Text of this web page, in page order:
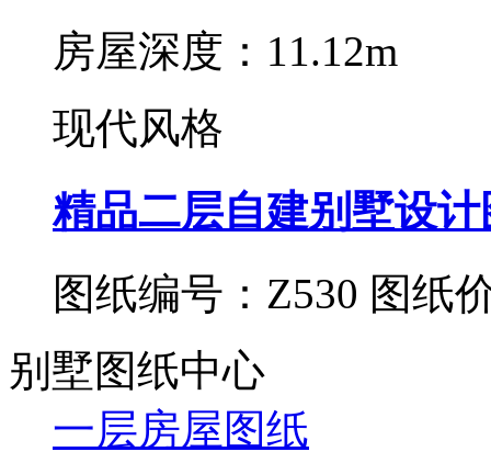
房屋深度：11.12m
现代风格
精品二层自建别墅设
图纸编号：Z530 图纸
别墅图纸中心
一层房屋图纸